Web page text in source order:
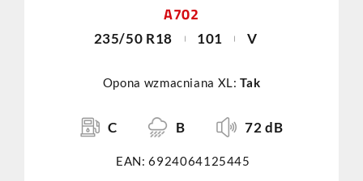
A702
235/50 R18 101 V
Opona wzmacniana XL:Tak
C B 72 dB
EAN: 6924064125445